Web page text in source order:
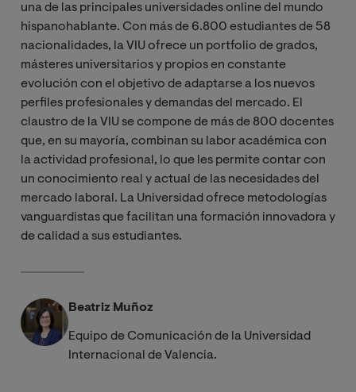
una de las principales universidades online del mundo
hispanohablante. Con más de 6.800 estudiantes de 58
nacionalidades, la VIU ofrece un portfolio de grados,
másteres universitarios y propios en constante
evolución con el objetivo de adaptarse a los nuevos
perfiles profesionales y demandas del mercado. El
claustro de la VIU se compone de más de 800 docentes
que, en su mayoría, combinan su labor académica con
la actividad profesional, lo que les permite contar con
un conocimiento real y actual de las necesidades del
mercado laboral. La Universidad ofrece metodologías
vanguardistas que facilitan una formación innovadora y
de calidad a sus estudiantes.
Beatriz Muñoz
Equipo de Comunicación de la Universidad
Internacional de Valencia.